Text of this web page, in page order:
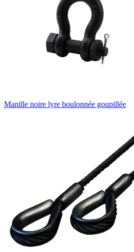
Manille noire lyre boulonnée goupillée